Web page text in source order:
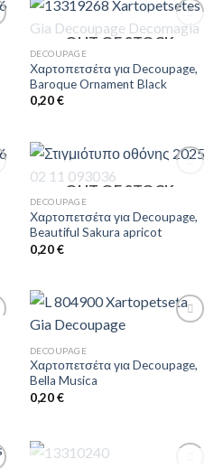
Πρόσθήκη
στην λίστα
OUT OF STOCK
DECOUPAGE
Χαρτοπετσέτα για Decoupage,
Baroque Ornament Black
0,20€
Πρόσθήκη
στην λίστα
OUT OF STOCK
DECOUPAGE
Χαρτοπετσέτα για Decoupage,
Beautiful Sakura apricot
0,20€
Πρόσθήκη
DECOUPAGE
Χαρτοπετσέτα για Decoupage,
Bella Musica
0,20€